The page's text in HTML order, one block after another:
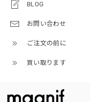
BLOG
お問い合わせ
ご注文の前に
買い取ります